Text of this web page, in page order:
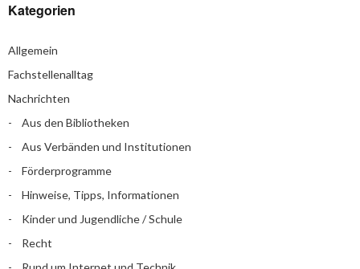
Kategorien
Allgemein
Fachstellenalltag
Nachrichten
Aus den Bibliotheken
Aus Verbänden und Institutionen
Förderprogramme
Hinweise, Tipps, Informationen
Kinder und Jugendliche / Schule
Recht